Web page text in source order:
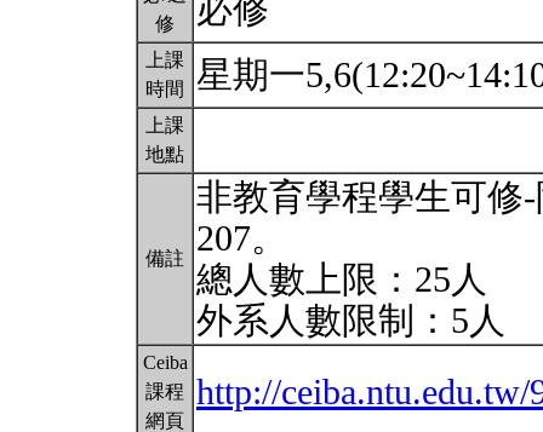
修
必修
上課
時間
星期一
上課
地點
備註
非教育學程學生可修
207。
總人數上限：25人
外系人數限制：5人
Ceiba
課程
網頁
http://